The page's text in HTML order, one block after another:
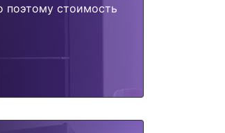
поэтому стоимость